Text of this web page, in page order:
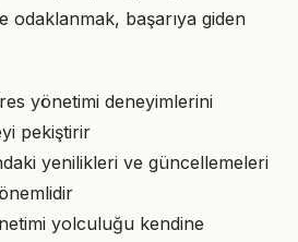
odaklanmak, başarıya giden
yönetimi deneyimlerini
pekiştirir
yenilikleri ve güncellemeleri
yolculuğu kendine